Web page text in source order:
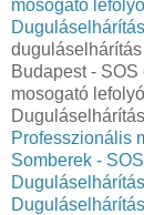
mosogató
Budapest -
mosogató
Professzionális
Somberek -